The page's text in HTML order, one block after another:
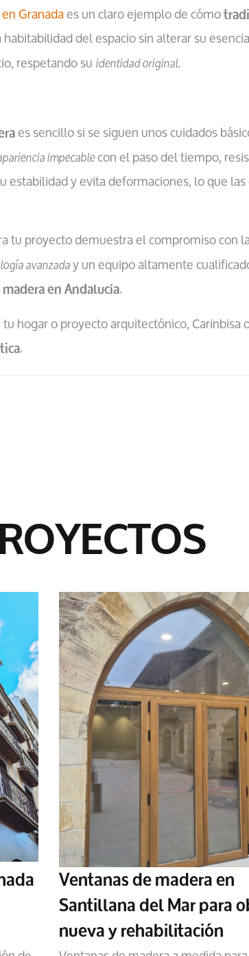
Granadaes un claro ejemplo de cómo
del espacio sin alterar su
respetando su identidad original.
es sencillo si se siguen unos cuidados
impecablecon el paso del tiempo,
estabilidad y evita deformaciones, lo que
tu proyecto demuestra el compromiso con la
avanzaday un equipo altamente
en Andalucía.
hogar o proyecto arquitectónico, Carinbisa
.
Ventanas de madera en
Santillana del Mar para
nueva y rehabilitación